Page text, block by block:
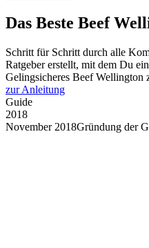
Das Beste Beef
Schritt für Schritt durch alle
Ratgeber erstellt, mit dem Du
Gelingsicheres Beef Wellington
zur Anleitung
Guide
2018
November 2018Gründung der